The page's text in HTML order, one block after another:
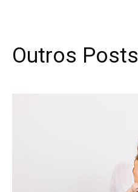
Outros Posts